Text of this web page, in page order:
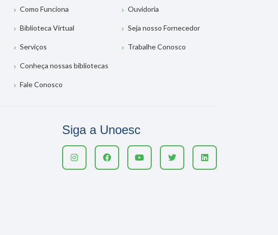
Como Funciona
Biblioteca Virtual
Serviços
Conheça nossas bibliotecas
Fale Conosco
Ouvidoria
Seja nosso Fornecedor
Trabalhe Conosco
Siga a Unoesc